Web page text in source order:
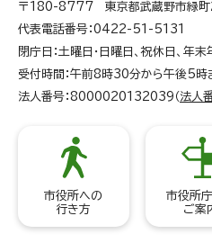
〒180-8777 東京都武蔵野市緑
代表電話番号：0422-51-5131
閉庁日：土曜日・日曜日、祝休日、年
受付時間：午前8時30分から午後5時
法人番号：8000020132039（ 法人
市役所への
行き方
市役所
ご案